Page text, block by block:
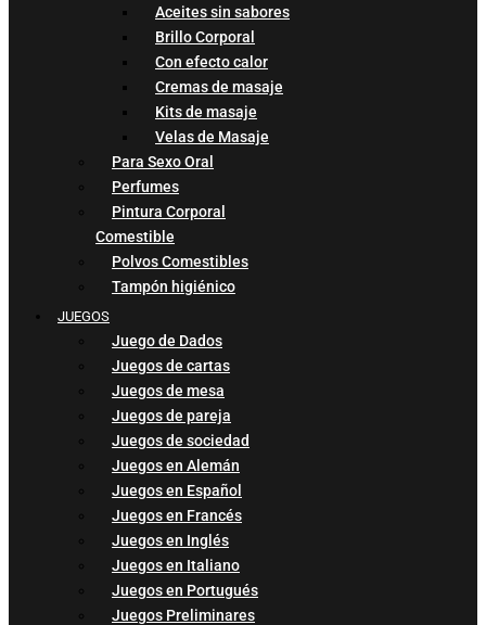
Aceites sin sabores
Brillo Corporal
Con efecto calor
Cremas de masaje
Kits de masaje
Velas de Masaje
Para Sexo Oral
Perfumes
Pintura Corporal
Comestible
Polvos Comestibles
Tampón higiénico
JUEGOS
Juego de Dados
Juegos de cartas
Juegos de mesa
Juegos de pareja
Juegos de sociedad
Juegos en Alemán
Juegos en Español
Juegos en Francés
Juegos en Inglés
Juegos en Italiano
Juegos en Portugués
Juegos Preliminares